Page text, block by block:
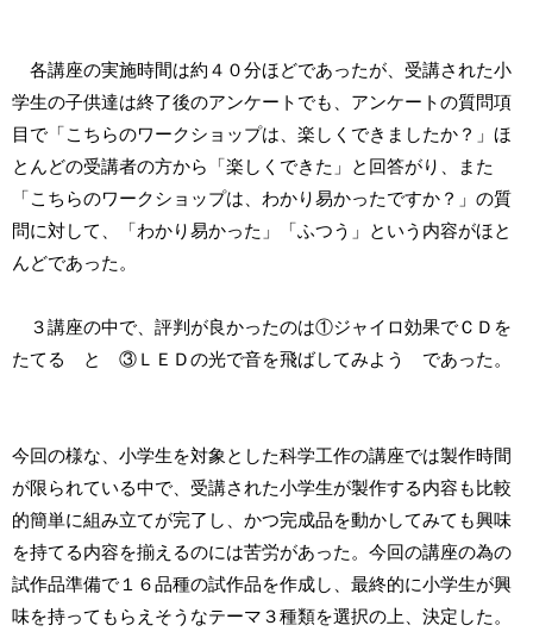
各講座の実施時間は約４０分ほどであったが、受講された小
学生の子供達は終了後のアンケートでも、アンケートの質問項
目で「こちらのワークショップは、楽しくできましたか？」ほ
とんどの受講者の方から「楽しくできた」と回答がり、また
「こちらのワークショップは、わかり易かったですか？」の質
問に対して、「わかり易かった」「ふつう」という内容がほと
んどであった。
３講座の中で、評判が良かったのは①ジャイロ効果でＣＤを
たてる と ③ＬＥＤの光で音を飛ばしてみよう であった。
今回の様な、小学生を対象とした科学工作の講座では製作時間
が限られている中で、受講された小学生が製作する内容も比較
的簡単に組み立てが完了し、かつ完成品を動かしてみても興味
を持てる内容を揃えるのには苦労があった。今回の講座の為の
試作品準備で１６品種の試作品を作成し、最終的に小学生が興
味を持ってもらえそうなテーマ３種類を選択の上、決定した。